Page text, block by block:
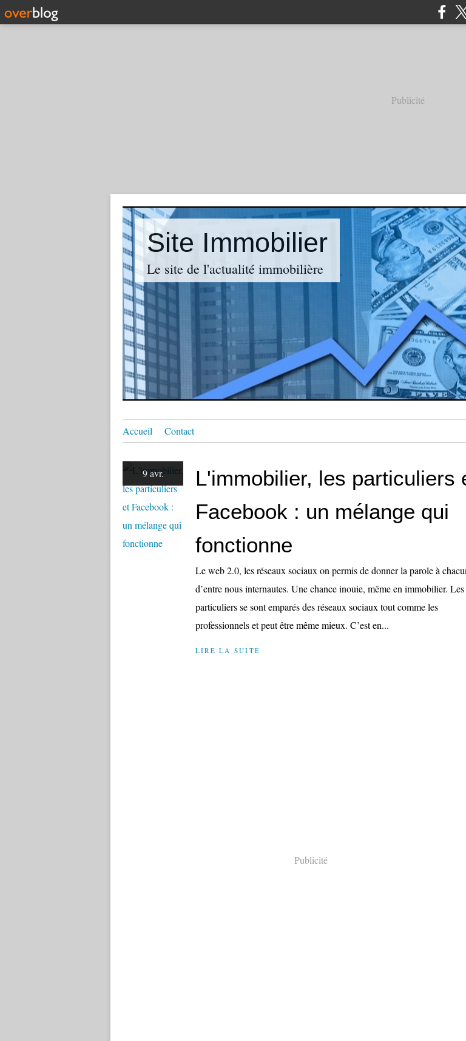
Publicité
Site Immobilier
Le site de l'actualité immobilière
Accueil Contact
9 avr.
L'immobilier, les particuliers
Facebook : un mélange qui
fonctionne
Le web 2.0, les réseaux sociaux on permis de donner la parole à
d’entre nous internautes. Une chance inouie, même en immobilier. Les
particuliers se sont emparés des réseaux sociaux tout comme les
professionnels et peut être même mieux. C’est en...
LIRE LA SUITE
Publicité